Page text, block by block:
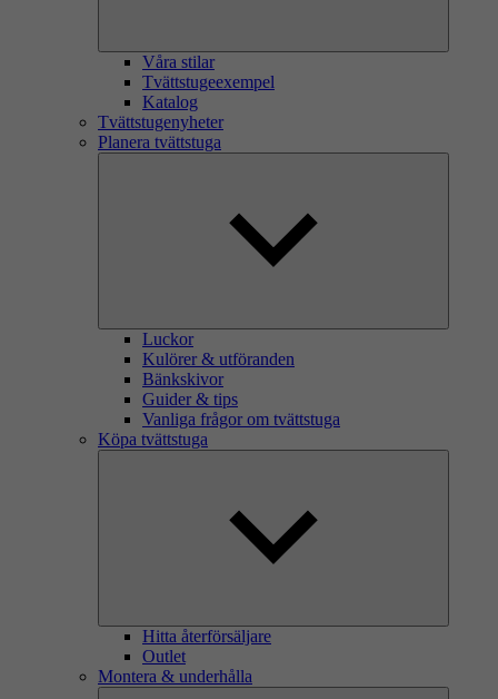
Våra stilar
Tvättstugeexempel
Katalog
Tvättstugenyheter
Planera tvättstuga
Luckor
Kulörer & utföranden
Bänkskivor
Guider & tips
Vanliga frågor om tvättstuga
Köpa tvättstuga
Hitta återförsäljare
Outlet
Montera & underhålla